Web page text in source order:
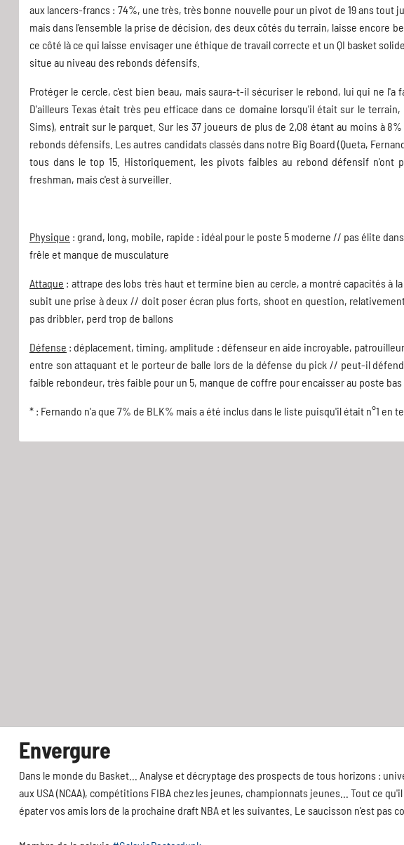
aux lancers-francs : 74%, une très, très bonne nouvelle pour un pivot de 19 ans tout
mais dans l'ensemble la prise de décision, des deux côtés du terrain, laisse encore
ce côté là ce qui laisse envisager une éthique de travail correcte et un QI basket
situe au niveau des rebonds défensifs.
Protéger le cercle, c'est bien beau, mais saura-t-il sécuriser le rebond, lui qui ne l'a
D'ailleurs Texas était très peu efficace dans ce domaine lorsqu'il était sur le
Sims), entrait sur le parquet. Sur les 37 joueurs de plus de 2,08 étant au moins à
rebonds défensifs. Les autres candidats classés dans notre Big Board (Queta,
tous dans le top 15. Historiquement, les pivots faibles au rebond défensif n'ont
freshman, mais c'est à surveiller.
Physique : grand, long, mobile, rapide : idéal pour le poste 5 moderne // pas élite
frêle et manque de musculature
Attaque : attrape des lobs très haut et termine bien au cercle, a montré capacités à
subit une prise à deux // doit poser écran plus forts, shoot en question,
pas dribbler, perd trop de ballons
Défense : déplacement, timing, amplitude : défenseur en aide incroyable,
entre son attaquant et le porteur de balle lors de la défense du pick // peut-il
faible rebondeur, très faible pour un 5, manque de coffre pour encaisser au poste
* : Fernando n'a que 7% de BLK% mais a été inclus dans le liste puisqu'il était n°1 en
Envergure
Dans le monde du Basket... Analyse et décryptage des prospects de tous horizons :
aux USA (NCAA), compétitions FIBA chez les jeunes, championnats jeunes... Tout ce
épater vos amis lors de la prochaine draft NBA et les suivantes. Le saucisson n'est pas